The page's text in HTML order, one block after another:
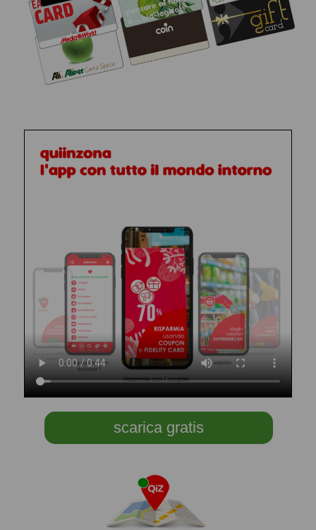
scarica gratis